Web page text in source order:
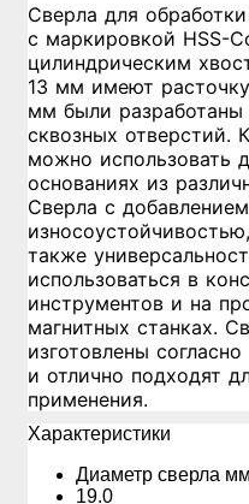
Сверла для
с маркировкой HSS-
цилиндрическим
13 мм имеют
мм были разработаны
сквозных отверстий.
можно использовать
основаниях из
Сверла с
также
использоваться в
инструментов и на
магнитных станках.
изготовлены
и отлично подходят
применения.
Xарактеристики
Диаметр сверла мм
19.0